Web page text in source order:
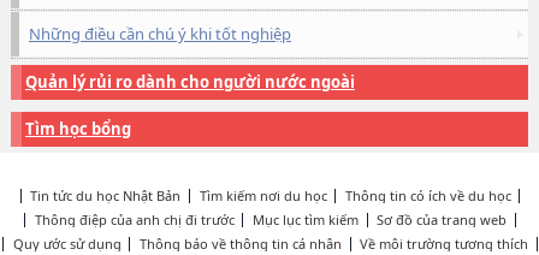
Những điều cần chú ý khi tốt nghiệp
Quản lý rủi ro dành cho người nước ngoài
Tìm học bổng
Tin tức du học Nhật Bản Tìm kiếm nơi du học
Thông tin có ích về du học
Thông điệp của anh chị đi trước
Mục lục tìm kiếm
Sơ đồ của trang web
Quy ước sử dụng
Thông báo về thông tin cá nhân Về môi trường tương thích